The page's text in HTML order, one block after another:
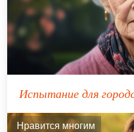
Испытание для
Нравится многим